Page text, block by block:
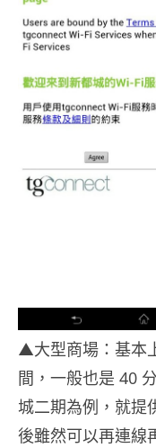
▲大型商場：基本
間，一般也是 40
城二期為例，就提
後雖然可以再連線